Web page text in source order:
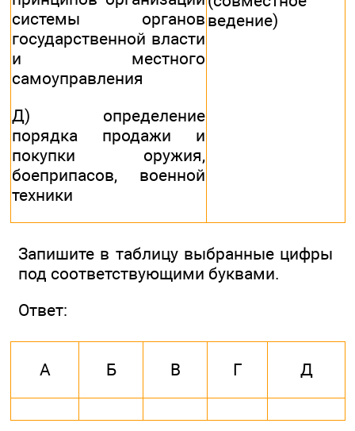
системы органов
государственной власти
и местного
самоуправления
Д) определение
порядка продажи и
покупки оружия,
боеприпасов, военной
техники
ведение)
Запишите в таблицу выбранные цифры
под соответствующими буквами.
Ответ:
А Б В Г Д